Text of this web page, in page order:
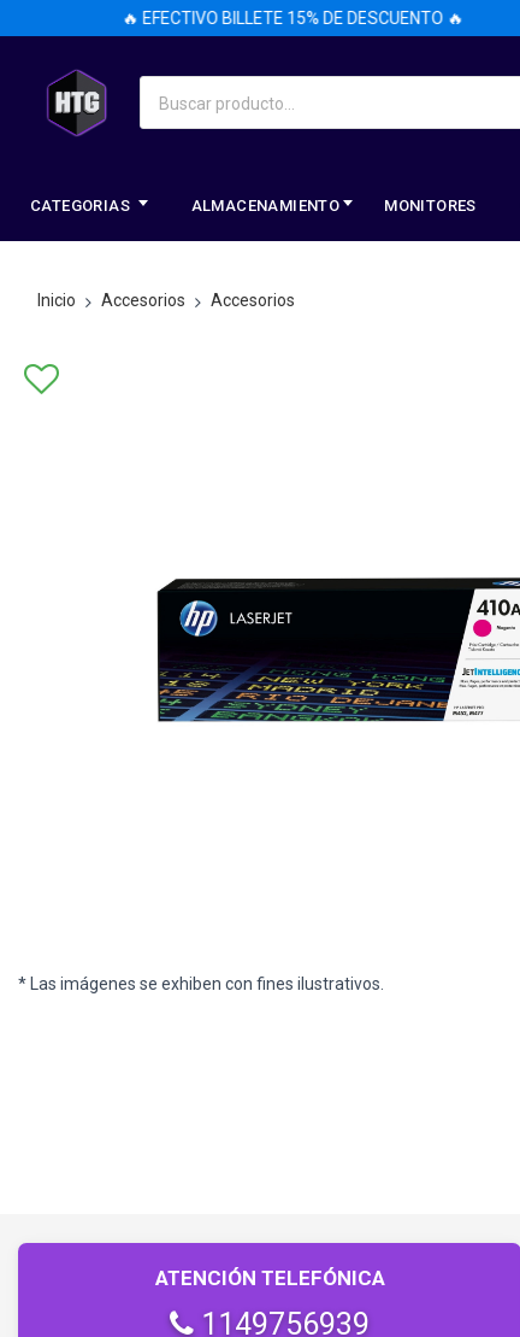
🔥 EFECTIVO BILLETE 15% DE DESCUENTO 🔥
CATEGORIAS ALMACENAMIENTO MONITORES
Inicio Accesorios Accesorios
* Las imágenes se exhiben con fines ilustrativos.
ATENCIÓN TELEFÓNICA
1149756939